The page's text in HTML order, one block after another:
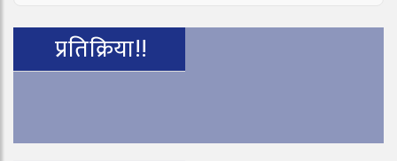
प्रतिक्रिया!!